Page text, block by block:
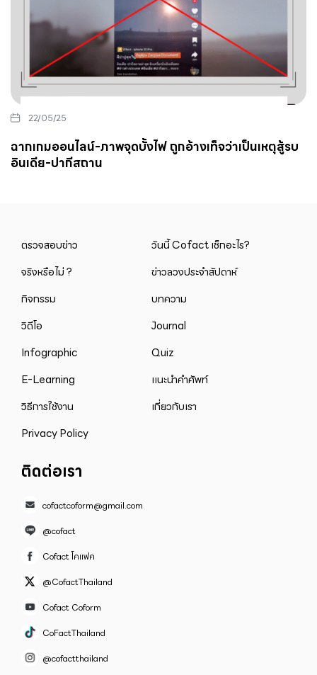
22/05/25
ฉากเกมออนไลน์-ภาพจุดบั้งไฟ ถูกอ้างเท็จว่าเป็นเหตุสู้รบ
อินเดีย-ปากีสถาน
ตรวจสอบข่าว
วันนี้ Cofact เช็กอะไร?
จริงหรือไม่ ?
ข่าวลวงประจำสัปดาห์
กิจกรรม
บทความ
วิดีโอ
Journal
Infographic
Quiz
E-Learning
แนะนำคำศัพท์
วิธีการใช้งาน
เกี่ยวกับเรา
Privacy Policy
ติดต่อเรา
cofactcoform@gmail.com
@cofact
Cofact โคแฟค
@CofactThailand
Cofact Coform
CoFactThailand
@cofactthailand